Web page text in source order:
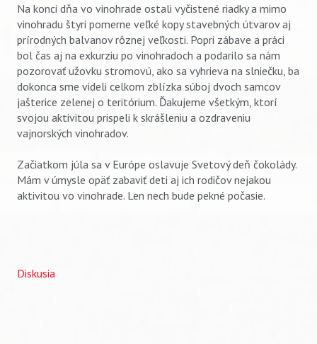
Na konci dňa vo vinohrade ostali vyčistené riadky a mimo
vinohradu štyri pomerne veľké kopy stavebných útvarov aj
prírodných balvanov rôznej veľkosti. Popri zábave a práci
bol čas aj na exkurziu po vinohradoch a podarilo sa nám
pozorovať užovku stromovú, ako sa vyhrieva na slniečku, ba
dokonca sme videli celkom zblízka súboj dvoch samcov
jašterice zelenej o teritórium. Ďakujeme všetkým, ktorí
svojou aktivitou prispeli k skrášleniu a ozdraveniu
vajnorských vinohradov.
Začiatkom júla sa v Európe oslavuje Svetový deň čokolády.
Mám v úmysle opäť zabaviť deti aj ich rodičov nejakou
aktivitou vo vinohrade. Len nech bude pekné počasie.
Diskusia